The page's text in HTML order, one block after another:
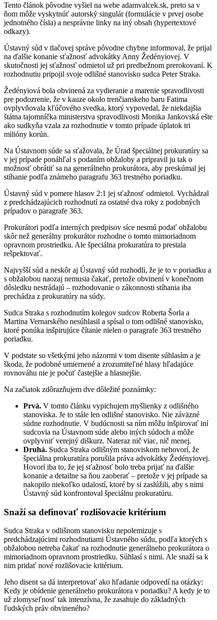
Tento článok pôvodne vyšiel na webe adamvalcek.sk, preto sa v
ňom môže vyskytnúť autorský singulár (formulácie v prvej osobe
jednotného čísla) a nesprávne linky na iný obsah (hypertextové
odkazy).
Ústavný súd v tlačovej správe pôvodne chybne informoval, že prijal
na ďalšie konanie sťažnosť advokátky Anny Žedényiovej. V
skutočnosti jej sťažnosť odmietol už pri predbežnom prerokovaní. K
rozhodnutiu pripojil svoje odlišné stanovisko sudca Peter Straka.
Žedényiová bola obvinená za vydieranie a marenie spravodlivosti
pre podozrenie, že v kauze okolo trenčianskeho baru Fatima
ovplyvňovala kľúčového svedka, ktorý vypovedal, že niekdajšia
štátna tajomníčka ministerstva spravodlivosti Monika Jankovská ešte
ako sudkyňa vzala za rozhodnutie v tomto prípade úplatok tri
milióny korún.
Na Ústavnom súde sa sťažovala, že Úrad špeciálnej prokuratúry sa
v jej prípade ponáhľal s podaním obžaloby a pripravil ju tak o
možnosť obrátiť sa na generálneho prokurátora, aby preskúmal jej
stíhanie podľa známeho paragrafu 363 trestného poriadku.
Ústavný súd v pomere hlasov 2:1 jej sťažnosť odmietol. Vychádzal
z predchádzajúcich rozhodnutí za ostatné dva roky z podobných
prípadov o paragrafe 363.
Prokurátori podľa interných predpisov síce nesmú podať obžalobu
skôr než generálny prokurátor rozhodne o tomto mimoriadnom
opravnom prostriedku. Ale špeciálna prokuratúra to prestala
rešpektovať.
Najvyšší súd a neskôr aj Ústavný súd rozhodli, že je to v poriadku a
s obžalobou naozaj nemusia čakať, pretože obvinení v konečnom
dôsledku nestrádajú – rozhodovanie o zákonnosti stíhania iba
prechádza z prokuratúry na súdy.
Sudca Straka s rozhodnutím kolegov sudcov Roberta Šorla a
Martina Vernarského nesúhlasil a spísal o tom odlišné stanovisko,
ktoré ponúka inšpirujúce čítanie nielen o paragrafe 363 trestného
poriadku.
V podstate so všetkými jeho názormi v tom disente súhlasím a je
škoda, že podobné umiernené a zrozumiteľné hlasy hľadajúce
rovnováhu nie je počuť častejšie a hlasnejšie.
Na začiatok zdôrazňujem dve dôležité poznámky:
Prvá. V tomto článku vypichujem myšlienky z odlišného
stanoviska. Je to stále len odlišné stanovisko. Nie záväzné
súdne rozhodnutie. V budúcnosti sa ním môžu inšpirovať iní
sudcovia na Ústavnom súde alebo iných súdoch a môže
ovplyvniť verejný diškurz. Nateraz nič viac, nič menej.
Druhá. Sudca Straka odlišným stanoviskom nehovorí, že
špeciálna prokuratúra porušila práva advokátky Žedényiovej.
Hovorí iba to, že jej sťažnosť bolo treba prijať na ďalšie
konanie a detailne sa ňou zaoberať – pretože v jej prípade sa
nakopilo niekoľko udalostí, ktoré by si zaslúžili, aby s nimi
Ústavný súd konfrontoval špeciálnu prokuratúru.
Snaží sa definovať rozlišovacie kritérium
Sudca Straka v odlišnom stanovisku nepolemizuje s
predchádzajúcimi rozhodnutiami Ústavného súdu, podľa ktorých s
obžalobou netreba čakať na rozhodnutie generálneho prokurátora o
mimoriadnom opravnom prostriedku. Súhlasí s nimi. Ale snaží sa k
nim pridať nové rozlišovacie kritérium.
Jeho disent sa dá interpretovať ako hľadanie odpovedí na otázky:
Kedy je obídenie generálneho prokurátora v poriadku? A kedy je to
už zlomyseľnosť tak intenzívna, že zasahuje do základných
ľudských práv obvineného?